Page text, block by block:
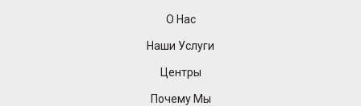
О Нас
Наши Услуги
Центры
Почему Мы